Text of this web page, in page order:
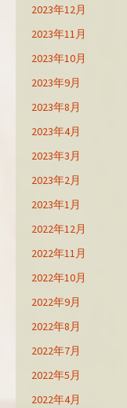
2023年12月
2023年11月
2023年10月
2023年9月
2023年8月
2023年4月
2023年3月
2023年2月
2023年1月
2022年12月
2022年11月
2022年10月
2022年9月
2022年8月
2022年7月
2022年5月
2022年4月